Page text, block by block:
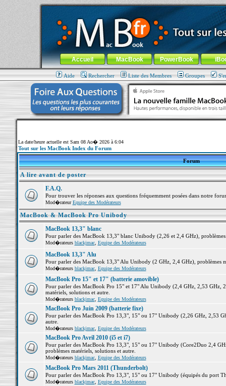
MacBook-fr.com : 100% Apple... 100% nomade !
Aller au contenu-Aller au menu général-Aller au menu de
Menu général
Accueil MacBook PowerBook
Aide Rechercher Liste des Membres Groupes
La date/heure actuelle est Sam 08 Ao� 2026 à 6:04
Tout sur les MacBook Index du Forum
Forum
A lire avant de poster
F.A.Q.
Pour trouver les réponses aux questions fréquemment posées dans notre
Mod�rateurEquipe des Modérateurs
MacBook & MacBook Pro Unibody
MacBook 13,3" blanc
Pour parler des MacBook 13,3" blanc Unibody (2,26 et 2,4 GHz),
Mod�rateurs blackjmac, Equipe des Modérateurs
MacBook 13,3" Alu
Pour parler des MacBook 13,3" Alu Unibody (2 GHz, 2,4 GHz), problèmes
Mod�rateurs blackjmac, Equipe des Modérateurs
MacBook Pro 15" et 17" (batterie amovible)
Pour parler des MacBook Pro 15" et 17" Alu Unibody (2,4 GHz, 2,53 GHz,
matériels, solutions et autre.
Mod�rateurs blackjmac, Equipe des Modérateurs
MacBook Pro Juin 2009 (batterie fixe)
Pour parler des MacBook Pro 13,3", 15" ou 17" Unibody (2,26 GHz, 2,53
autre.
Mod�rateurs blackjmac, Equipe des Modérateurs
MacBook Pro Avril 2010 (i5 et i7)
Pour parler des MacBook Pro 13,3", 15" ou 17" Unibody (Core2Duo 2,4
problèmes matériels, solutions et autre.
Mod�rateurs blackjmac, Equipe des Modérateurs
MacBook Pro Mars 2011 (Thunderbolt)
Pour parler des MacBook Pro 13,3", 15" ou 17" Unibody (équipés du port
Mod�rateurs blackjmac, Equipe des Modérateurs